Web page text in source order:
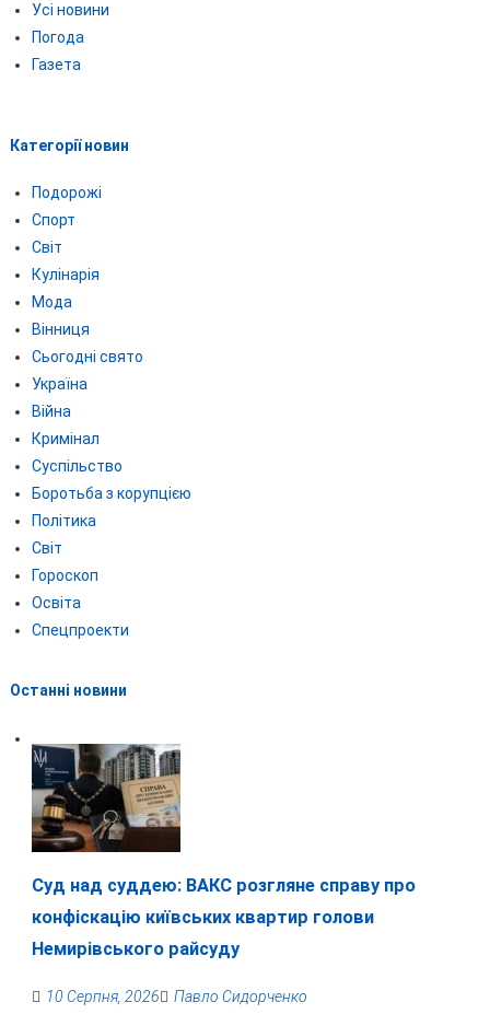
Усі новини
Погода
Газета
Категорії новин
Подорожі
Спорт
Світ
Кулінарія
Мода
Вінниця
Сьогодні свято
Україна
Війна
Кримінал
Суспільство
Боротьба з корупцією
Політика
Світ
Гороскоп
Освіта
Спецпроекти
Останні новини
Суд над суддею: ВАКС розгляне справу про
конфіскацію київських квартир голови
Немирівського райсуду
10 Серпня, 2026 Павло Сидорченко